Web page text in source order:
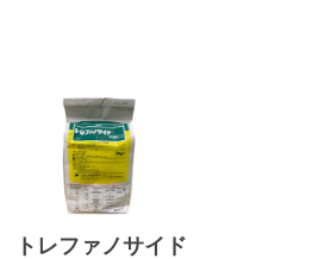
トレファノサイド